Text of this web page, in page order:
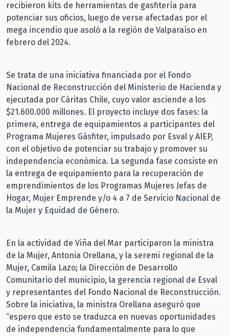
recibieron kits de herramientas de gasfitería para
potenciar sus oficios, luego de verse afectadas por el
mega incendio que asoló a la región de Valparaíso en
febrero del 2024.
Se trata de una iniciativa financiada por el Fondo
Nacional de Reconstrucción del Ministerio de Hacienda y
ejecutada por Cáritas Chile, cuyo valor asciende a los
$21.600.000 millones. El proyecto incluye dos fases: la
primera, entrega de equipamientos a participantes del
Programa Mujeres Gásfiter, impulsado por Esval y AIEP,
con el objetivo de potenciar su trabajo y promover su
independencia económica. La segunda fase consiste en
la entrega de equipamiento para la recuperación de
emprendimientos de los Programas Mujeres Jefas de
Hogar, Mujer Emprende y/o 4 a 7 de Servicio Nacional de
la Mujer y Equidad de Género.
En la actividad de Viña del Mar participaron la ministra
de la Mujer, Antonia Orellana, y la seremi regional de la
Mujer, Camila Lazo; la Dirección de Desarrollo
Comunitario del municipio, la gerencia regional de Esval
y representantes del Fondo Nacional de Reconstrucción.
Sobre la iniciativa, la ministra Orellana aseguró que
“espero que esto se traduzca en nuevas oportunidades
de independencia fundamentalmente para lo que